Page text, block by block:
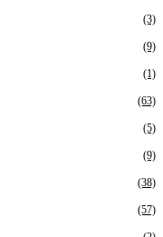
(3)
(9)
(1)
(63)
(5)
(9)
(38)
(57)